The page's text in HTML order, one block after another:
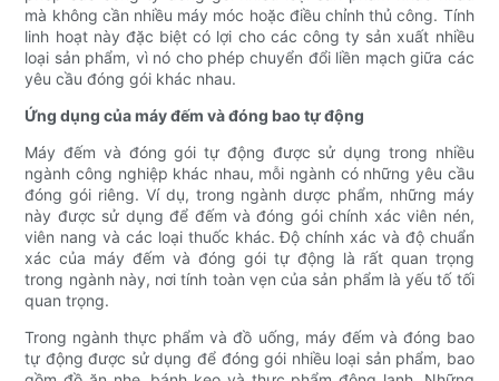
mà không cần nhiều máy móc hoặc điều chỉnh thủ công. Tính
linh hoạt này đặc biệt có lợi cho các công ty sản xuất nhiều
loại sản phẩm, vì nó cho phép chuyển đổi liền mạch giữa các
yêu cầu đóng gói khác nhau.
Ứng dụng của máy đếm và đóng bao tự động
Máy đếm và đóng gói tự động được sử dụng trong nhiều
ngành công nghiệp khác nhau, mỗi ngành có những yêu cầu
đóng gói riêng. Ví dụ, trong ngành dược phẩm, những máy
này được sử dụng để đếm và đóng gói chính xác viên nén,
viên nang và các loại thuốc khác. Độ chính xác và độ chuẩn
xác của máy đếm và đóng gói tự động là rất quan trọng
trong ngành này, nơi tính toàn vẹn của sản phẩm là yếu tố tối
quan trọng.
Trong ngành thực phẩm và đồ uống, máy đếm và đóng bao
tự động được sử dụng để đóng gói nhiều loại sản phẩm, bao